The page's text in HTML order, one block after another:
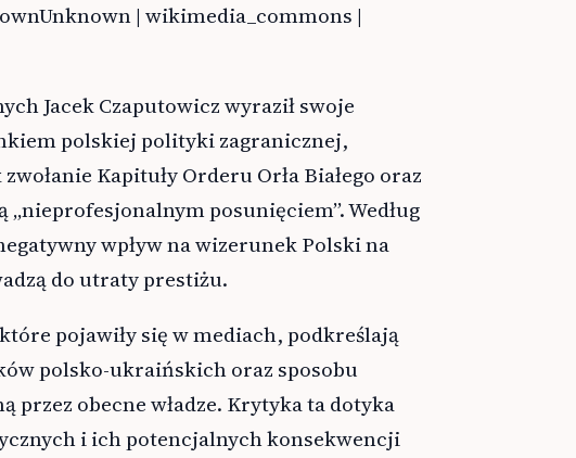
| wikimedia_commons |
Jacek Czaputowicz wyraził swoje
polskiej polityki zagranicznej,
Kapituły Orderu Orła Białego oraz
posunięciem”. Według
wpływ na wizerunek Polski na
do utraty prestiżu.
pojawiły się w mediach, podkreślają
polsko-ukraińskich oraz sposobu
przez obecne władze. Krytyka ta dotyka
i ich potencjalnych konsekwencji